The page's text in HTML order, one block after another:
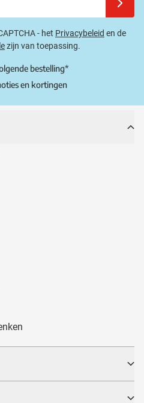
- het Privacybeleid en de
zijn van toepassing.
bestelling*
en kortingen